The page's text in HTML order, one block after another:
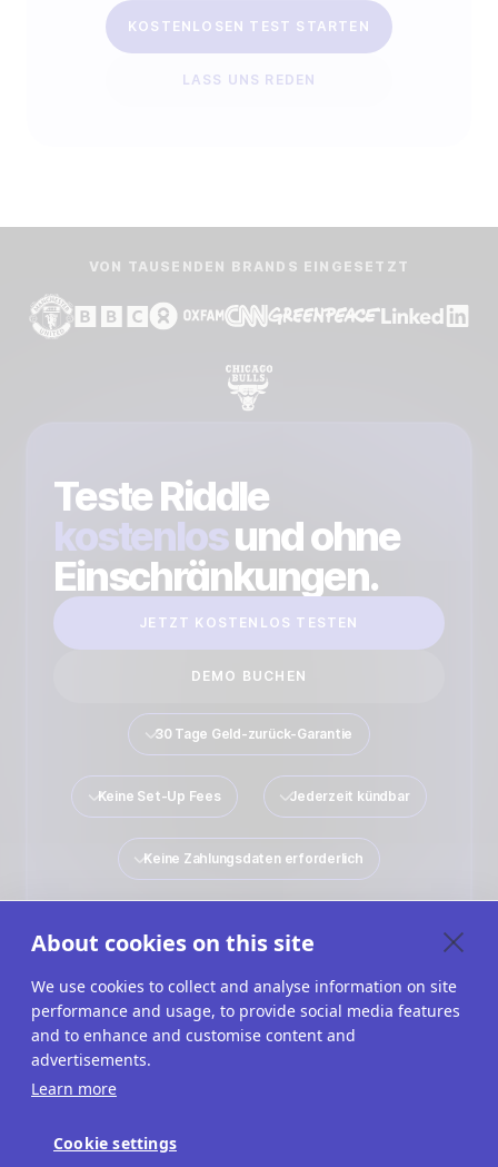
KOSTENLOSEN TEST STARTEN
LASS UNS REDEN
VON TAUSENDEN BRANDS EINGESETZT
Teste Riddle
kostenlosund ohne
Einschränkungen.
JETZT KOSTENLOS TESTEN
DEMO BUCHEN
30 Tage Geld-zurück-Garantie
Keine Set-Up Fees Jederzeit kündbar
Keine Zahlungsdaten erforderlich
Use Cases Impressum AGB
Datenschutzbestimmungen
About cookies on this site
We use cookies to collect and analyse information on site
performance and usage, to provide social media features
and to enhance and customise content and
advertisements.
Learn more
Cookie settings